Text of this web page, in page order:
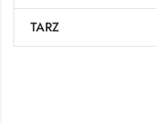
TARZ